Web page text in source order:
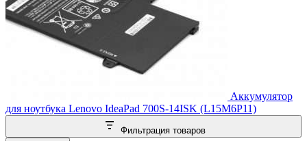
Аккумулятор
для ноутбука Lenovo IdeaPad 700S-14ISK (L15M6P11)
Фильтрация товаров